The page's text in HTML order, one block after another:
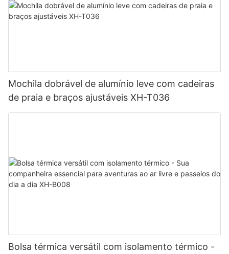
Mochila dobrável de alumínio leve com cadeiras
de praia e braços ajustáveis ​​XH-T036
Bolsa térmica versátil com isolamento térmico -